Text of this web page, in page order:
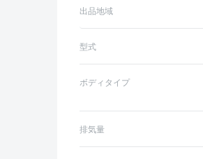
出品地域
型式
ボディタイプ
排気量